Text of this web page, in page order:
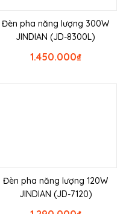
Đèn pha năng lượng 300W
JINDIAN (JD-8300L)
₫
1.450.000
Đèn pha năng lượng 120W
JINDIAN (JD-7120)